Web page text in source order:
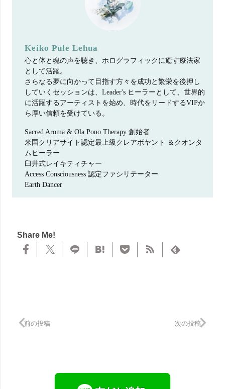
Keiko Pule Lehua
心と体と魂の声を聴き、ホログラフィックに癒す療法家
として活躍。
さらなる夢に向かって目指す方々を成功と繁栄を後押し
していくセッションは、Leader's ヒーラーとして、世界的
に活躍するアーティストを始め、時代をリードするVIPか
ら厚い信頼を受けている。
Sacred Aroma & Ola Pono Therapy 創始者
米国クリアサイト認定最上級クレアボヤント ＆クオンタ
ムヒーラー
臼井式レイキティチャー
Access Consciousness 認定ファシリテーター
Earth Dancer
Share Me!
前の投稿 次の投稿